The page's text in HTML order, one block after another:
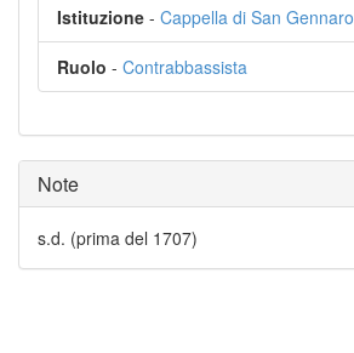
Istituzione - Cappella di San Gennaro
Ruolo - Contrabbassista
Note
s.d. (prima del 1707)